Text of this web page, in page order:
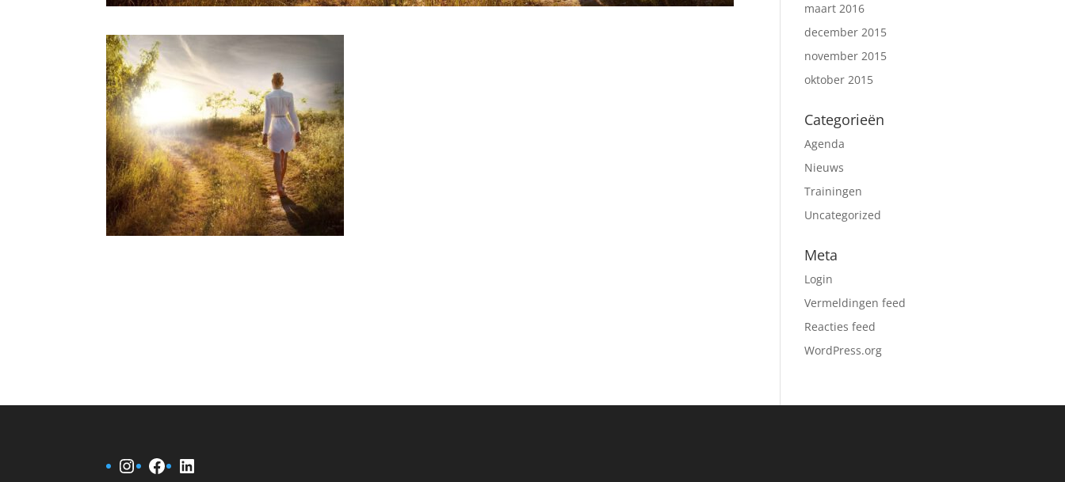
maart 2016
december 2015
november 2015
oktober 2015
Categorieën
Agenda
Nieuws
Trainingen
Uncategorized
Meta
Login
Vermeldingen feed
Reacties feed
WordPress.org
Instagram
Facebook
LinkedIn